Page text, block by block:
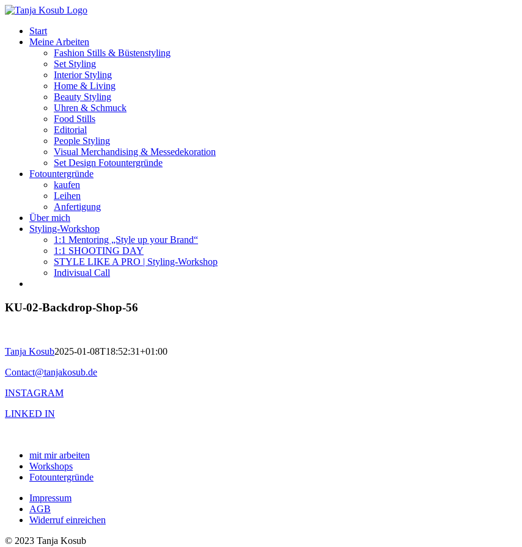
Zum
springenStart
Meine Arbeiten
Fashion Stills & Büstenstyling
Set Styling
Interior Styling
Home & Living
Beauty Styling
Uhren & Schmuck
Food Stills
Editorial
People Styling
Visual Merchandising & Messedekoration
Set Design Fotountergründe
Fotountergründe
kaufen
Leihen
Anfertigung
Über mich
Styling-Workshop
1:1 Mentoring „Style up your Brand“
1:1 SHOOTING DAY
STYLE LIKE A PRO | Styling-Workshop
Indivisual Call
KU-02-Backdrop-Shop-56
Tanja Kosub2025-01-08T18:52:31+01:00
Contact@tanjakosub.de
INSTAGRAM
LINKED IN
mit mir arbeiten
Workshops
Fotountergründe
Impressum
AGB
Widerruf einreichen
© 2023 Tanja Kosub